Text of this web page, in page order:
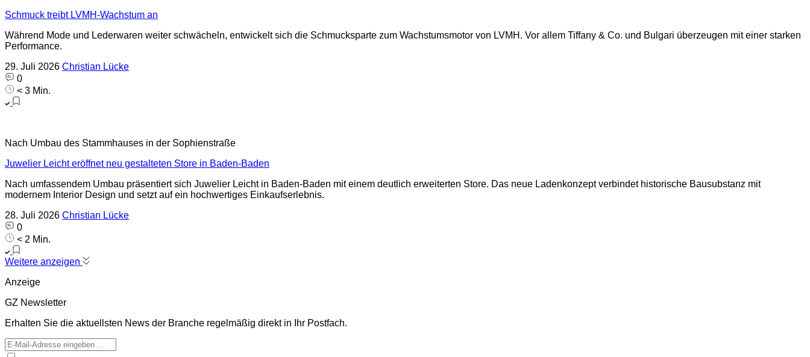
Schmuck treibt LVMH-Wachstum an
Während Mode und Lederwaren weiter schwächeln, entwickelt sich die Schmucksparte zum Wachstumsmotor von LVMH. Vor allem Tiffany & Co. und Bulgari überzeugen mit einer starken
Performance.
29. Juli 2026 Christian Lücke
0
< 3 Min.
Nach Umbau des Stammhauses in der Sophienstraße
Juwelier Leicht eröffnet neu gestalteten Store in Baden-Baden
Nach umfassendem Umbau präsentiert sich Juwelier Leicht in Baden-Baden mit einem deutlich erweiterten Store. Das neue Ladenkonzept verbindet historische Bausubstanz mit
modernem Interior Design und setzt auf ein hochwertiges Einkaufserlebnis.
28. Juli 2026 Christian Lücke
0
< 2 Min.
Weitere anzeigen
Anzeige
GZ Newsletter
Erhalten Sie die aktuellsten News der Branche regelmäßig direkt in Ihr Postfach.